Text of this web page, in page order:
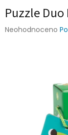
Puzzle
Průměrné
Neohodnoceno